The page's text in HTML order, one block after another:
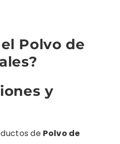
Polvo de
y
de Polvo de